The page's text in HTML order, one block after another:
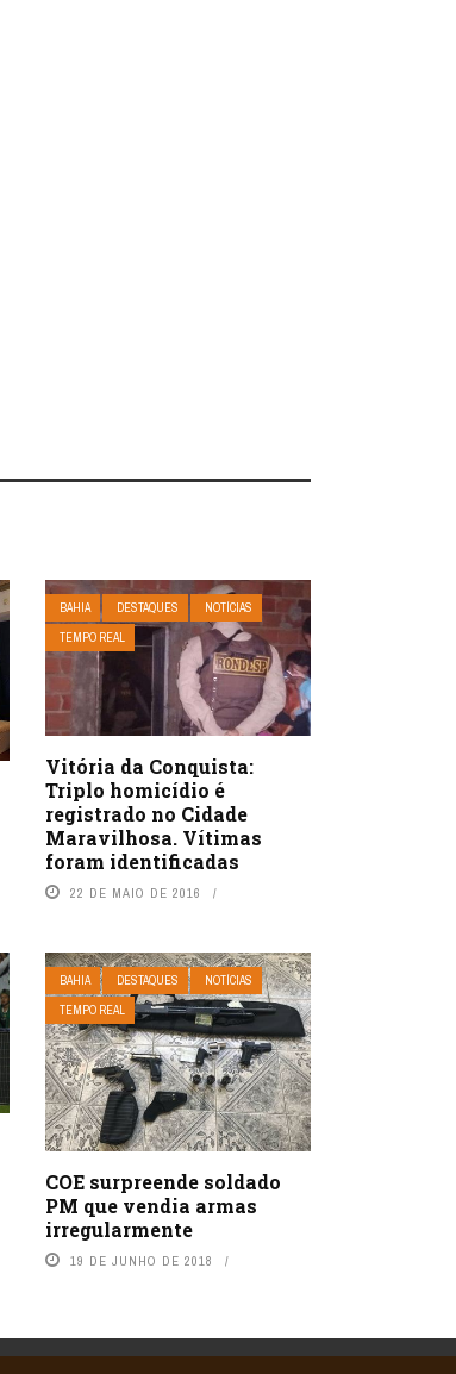
BAHIA DESTAQUES
NOTÍCIAS
TEMPO REAL
Vitória da Conquista:
Triplo homicídio é
registrado no Cidade
Maravilhosa. Vítimas
foram identificadas
22 DE MAIO DE 2016
BAHIA DESTAQUES
NOTÍCIAS
TEMPO REAL
COE surpreende soldado
PM que vendia armas
irregularmente
19 DE JUNHO DE 2018